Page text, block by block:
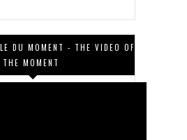
DU MOMENT - THE VIDEO OF
THE MOMENT